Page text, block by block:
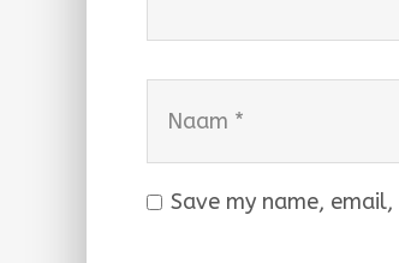
Save my name,